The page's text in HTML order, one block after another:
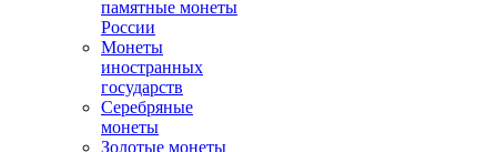
памятные монеты
России
Монеты
иностранных
государств
Серебряные
монеты
Золотые монеты